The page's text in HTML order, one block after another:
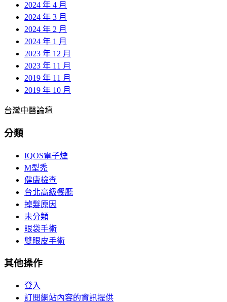
2024 年 4 月
2024 年 3 月
2024 年 2 月
2024 年 1 月
2023 年 12 月
2023 年 11 月
2019 年 11 月
2019 年 10 月
台灣中醫論壇
分類
IQOS電子煙
M型禿
健康檢查
台北高級餐廳
掉髮原因
未分類
眼袋手術
雙眼皮手術
其他操作
登入
訂閱網站內容的資訊提供